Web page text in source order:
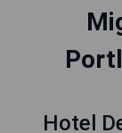
Hotel